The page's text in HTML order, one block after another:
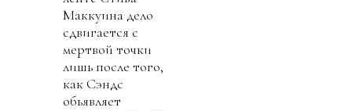
Маккуина дело
сдвигается с
мертвой точки
лишь после того,
как Сэндс
обьявляет